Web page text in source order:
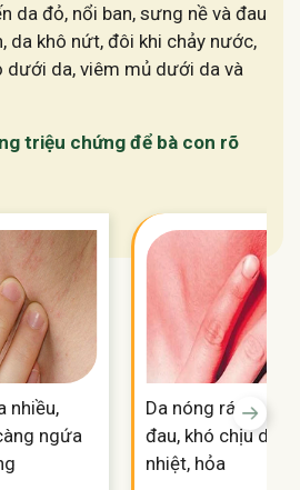
da đỏ, nổi ban, sưng nề và đau
da khô nứt, đôi khi chảy nước,
dưới da, viêm mủ dưới da và
triệu chứng để bà con rõ
nhiều,
ngứa
Da nóng rát, sưng,
đau, khó chịu do
nhiệt, hỏa